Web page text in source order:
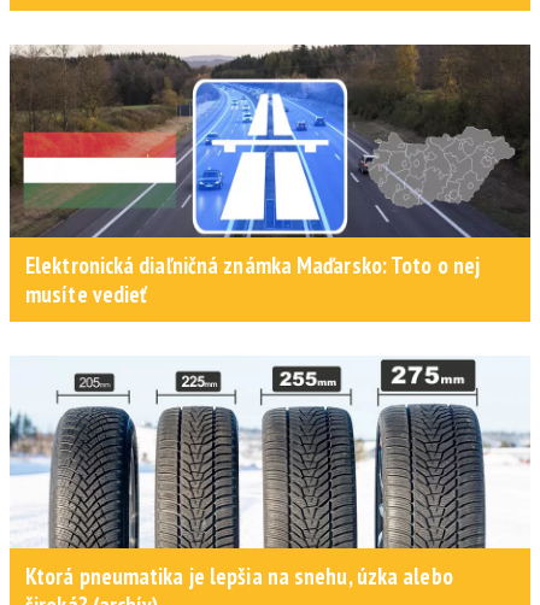
Elektronická diaľničná známka Maďarsko: Toto o nej
musíte vedieť
Ktorá pneumatika je lepšia na snehu, úzka alebo